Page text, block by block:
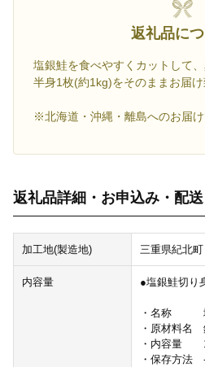
返礼品に
塩銀鮭を食べやすくカットして
半身1枚(約1kg)をそのままお届け
※北海道・沖縄・離島へのお届け
返礼品詳細・お申込み・配送
加工地(製造地) 三重県紀北町
内容量 ●塩銀鮭切
・名称 塩
・原材料名
・内容量
・保存方法